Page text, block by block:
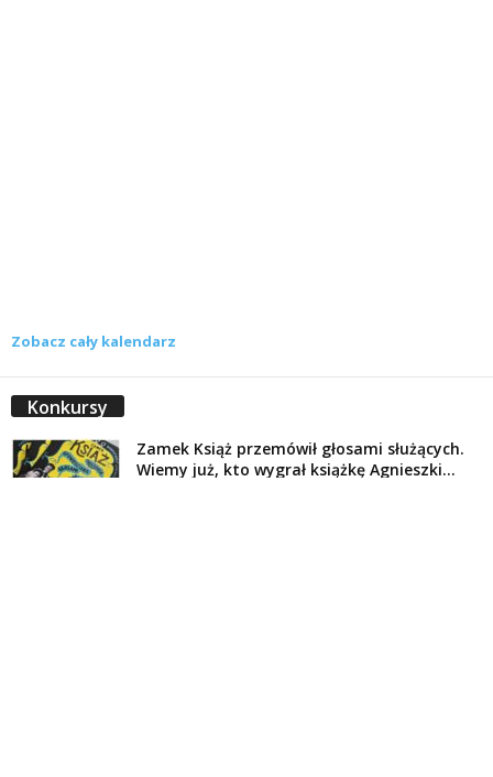
Zobacz cały kalendarz
Konkursy
Zamek Książ przemówił głosami służących.
Wiemy już, kto wygrał książkę Agnieszki...